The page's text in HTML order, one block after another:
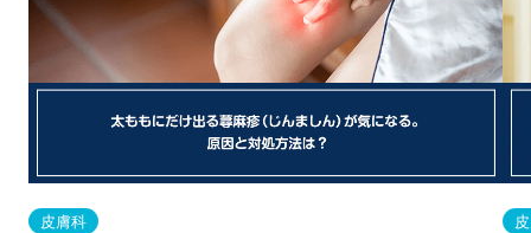
皮膚科